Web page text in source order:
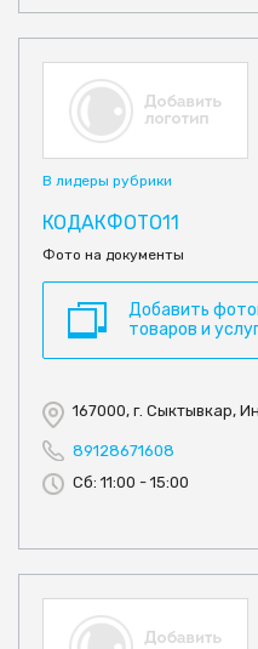
В лидеры рубрики
КОДАКФОТО11
Фото на документы
Добавить
товаров и
167000, г. Сыктывкар,
89128671608
Сб: 11:00 - 15:00